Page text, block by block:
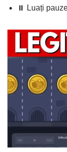
⏸️ Luați